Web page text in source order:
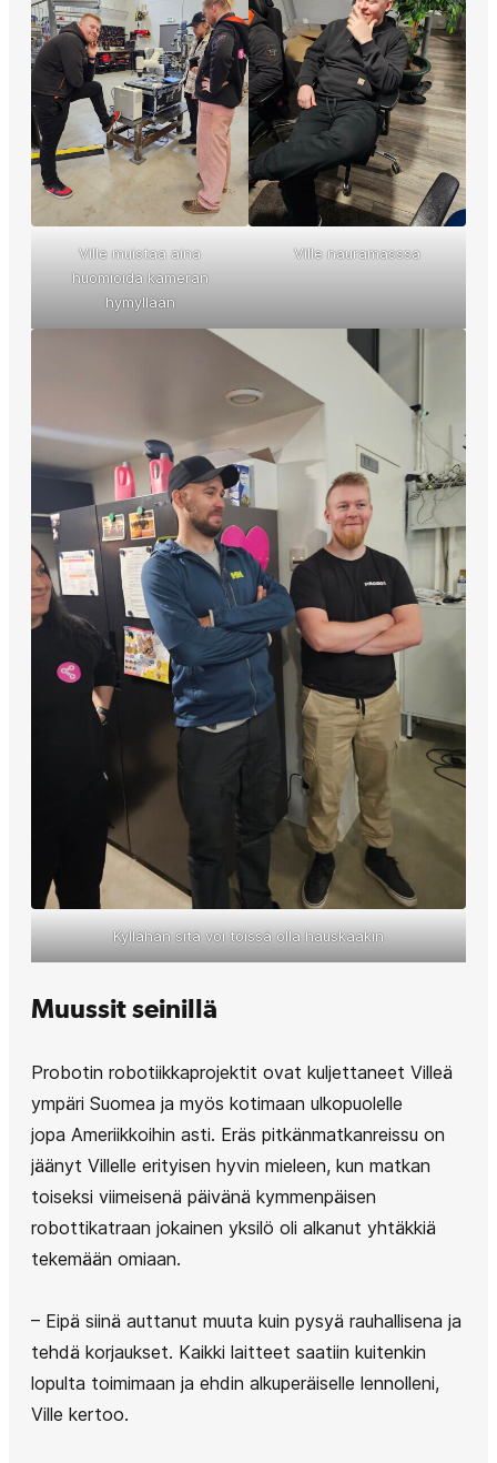
Ville muistaa aina
huomioida kameran
hymyllään
Ville nauramasssa
Kyllähän sitä voi töissä olla hauskaakin
Muussit seinillä
Probotin robotiikkaprojektit ovat kuljettaneet Villeä
ympäri Suomea ja myös kotimaan ulkopuolelle
jopa Ameriikkoihin asti. Eräs pitkänmatkanreissu on
jäänyt Villelle erityisen hyvin mieleen, kun matkan
toiseksi viimeisenä päivänä kymmenpäisen
robottikatraan jokainen yksilö oli alkanut yhtäkkiä
tekemään omiaan.
– Eipä siinä auttanut muuta kuin pysyä rauhallisena ja
tehdä korjaukset. Kaikki laitteet saatiin kuitenkin
lopulta toimimaan ja ehdin alkuperäiselle lennolleni,
Ville kertoo.